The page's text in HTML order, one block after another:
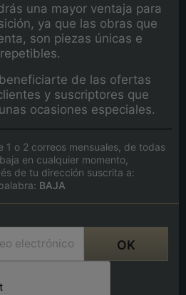
una mayor ventaja para
ya que las obras que
son piezas únicas e
de las ofertas
y suscriptores que
ocasiones especiales.
1 o 2 correos mensuales, de todas
en cualquier momento,
de tu dirección suscrita a:
BAJA